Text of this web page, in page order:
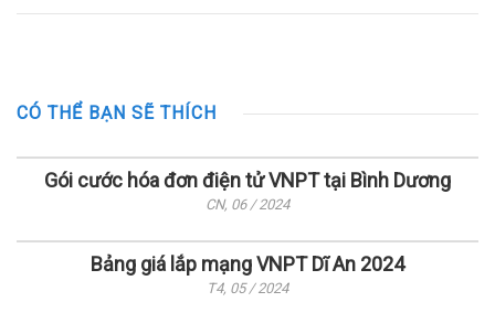
CÓ THỂ BẠN SẼ THÍCH
Gói cước hóa đơn điện tử VNPT tại Bình Dương
CN, 06 / 2024
Bảng giá lắp mạng VNPT Dĩ An 2024
T4, 05 / 2024